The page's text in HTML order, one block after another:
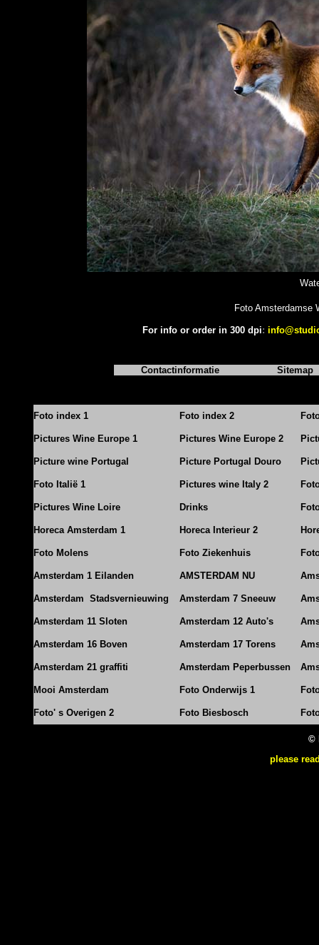
Foto Amsterdamse
For info or order in 300 dpi:
Contactinformatie Sitemap
Foto index 1 Foto index 2
Pictures Wine Europe 1 Pictures Wine Europe 2
Picture wine Portugal Picture Portugal Douro
Foto Italië 1 Pictures wine Italy 2
Pictures Wine Loire Drinks
Horeca Amsterdam 1 Horeca Interieur 2
Foto Molens Foto Ziekenhuis
Amsterdam 1 Eilanden AMSTERDAM NU
Amsterdam Stadsvernieuwing Amsterdam 7 Sneeuw
Amsterdam 11 Sloten Amsterdam 12 Auto's
Amsterdam 16 Boven Amsterdam 17 Torens
Amsterdam 21 graffiti Amsterdam Peperbussen
Mooi Amsterdam Foto Onderwijs 1
Foto' s Overigen 2 Foto Biesbosch
©
please